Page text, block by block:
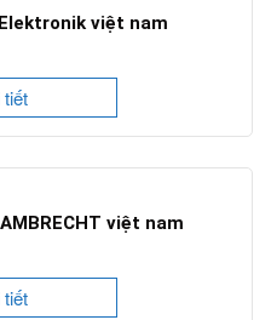
việt nam
việt nam